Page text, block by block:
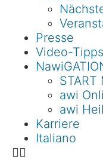
Presse
Video-Tipps
awi
awi
Karriere
Italiano